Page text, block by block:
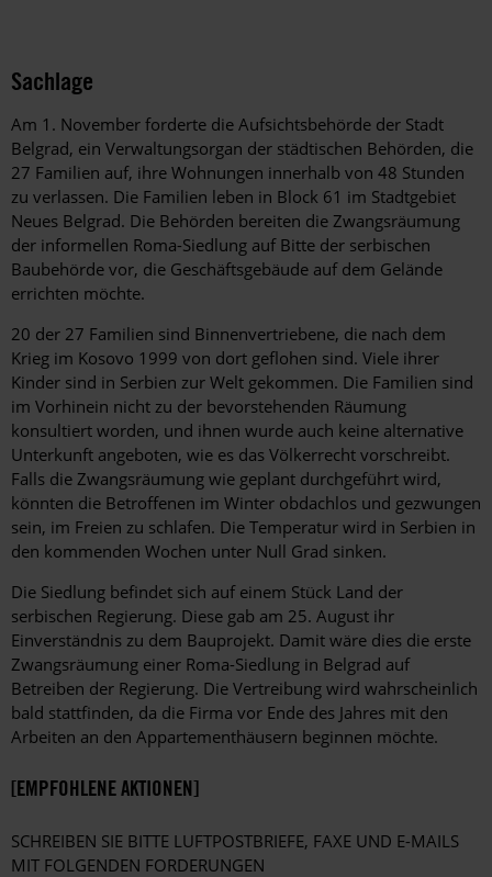
Sachlage
Am 1. November forderte die Aufsichtsbehörde der Stadt
Belgrad, ein Verwaltungsorgan der städtischen Behörden, die
27 Familien auf, ihre Wohnungen innerhalb von 48 Stunden
zu verlassen. Die Familien leben in Block 61 im Stadtgebiet
Neues Belgrad. Die Behörden bereiten die Zwangsräumung
der informellen Roma-Siedlung auf Bitte der serbischen
Baubehörde vor, die Geschäftsgebäude auf dem Gelände
errichten möchte.
20 der 27 Familien sind Binnenvertriebene, die nach dem
Krieg im Kosovo 1999 von dort geflohen sind. Viele ihrer
Kinder sind in Serbien zur Welt gekommen. Die Familien sind
im Vorhinein nicht zu der bevorstehenden Räumung
konsultiert worden, und ihnen wurde auch keine alternative
Unterkunft angeboten, wie es das Völkerrecht vorschreibt.
Falls die Zwangsräumung wie geplant durchgeführt wird,
könnten die Betroffenen im Winter obdachlos und gezwungen
sein, im Freien zu schlafen. Die Temperatur wird in Serbien in
den kommenden Wochen unter Null Grad sinken.
Die Siedlung befindet sich auf einem Stück Land der
serbischen Regierung. Diese gab am 25. August ihr
Einverständnis zu dem Bauprojekt. Damit wäre dies die erste
Zwangsräumung einer Roma-Siedlung in Belgrad auf
Betreiben der Regierung. Die Vertreibung wird wahrscheinlich
bald stattfinden, da die Firma vor Ende des Jahres mit den
Arbeiten an den Appartementhäusern beginnen möchte.
[EMPFOHLENE AKTIONEN]
SCHREIBEN SIE BITTE LUFTPOSTBRIEFE, FAXE UND E-MAILS
MIT FOLGENDEN FORDERUNGEN